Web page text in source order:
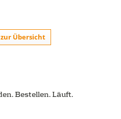
Übersicht
Bestellen. Läuft.